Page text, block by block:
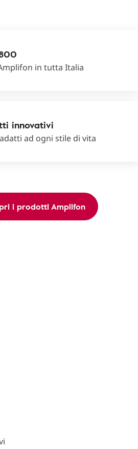
in tutta Italia
innovativi
ad ogni stile di vita
i prodotti Amplifon